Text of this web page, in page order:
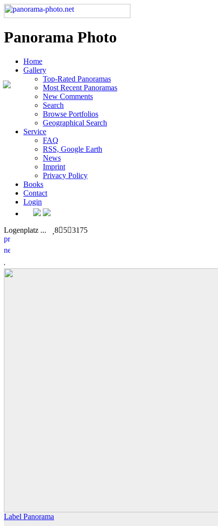
Panorama Photo
Home
Gallery
Top-Rated Panoramas
Most Recent Panoramas
New Comments
Search
Browse Portfolios
Geographical Search
Service
FAQ
RSS, Google Earth
News
Imprint
Privacy Policy
Books
Contact
Login
Logenplatz ... 8 5 3175
Label Panorama